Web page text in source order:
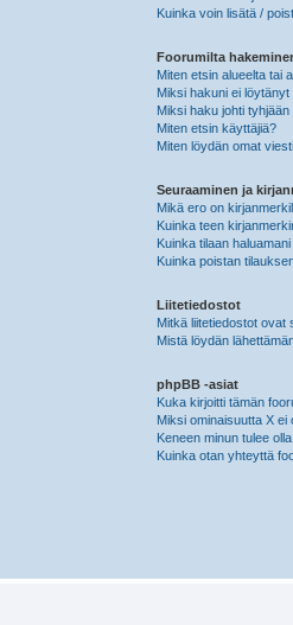
Kuinka voin lisätä /
Foorumilta
Miten etsin alueelta tai
Miksi hakuni ei löytänyt
Miksi haku johti
Miten etsin käyttäjiä?
Miten löydän omat
Seuraaminen ja
Mikä ero on
Kuinka teen
Kuinka tilaan
Kuinka poistan
Liitetiedostot
Mitkä liitetiedostot ovat
Mistä löydän
phpBB -asiat
Kuka kirjoitti tämän
Miksi ominaisuutta X ei
Keneen minun tulee
Kuinka otan yhteyttä